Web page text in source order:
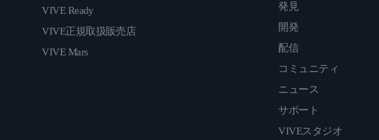
VIVE Ready
VIVE正規取扱販売店
VIVE Mars
発見
開発
配信
コミュニティ
ニュース
サポート
VIVEスタジオ